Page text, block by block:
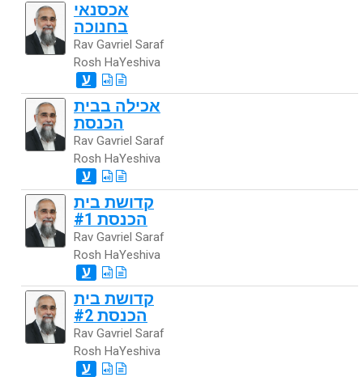
אכסנאי
בחנוכה
Rav Gavriel Saraf
Rosh HaYeshiva
ע
אכילה בבית
הכנסת
Rav Gavriel Saraf
Rosh HaYeshiva
ע
קדושת בית
הכנסת #1
Rav Gavriel Saraf
Rosh HaYeshiva
ע
קדושת בית
הכנסת #2
Rav Gavriel Saraf
Rosh HaYeshiva
ע